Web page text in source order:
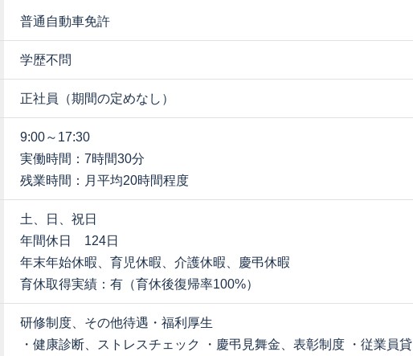
普通自動車免許
学歴不問
正社員（期間の定めなし）
9:00～17:30
実働時間：7時間30分
残業時間：月平均20時間程度
土、日、祝日
年間休日 124日
年末年始休暇、育児休暇、介護休暇、慶弔休暇
育休取得実績：有（育休後復帰率100%）
研修制度、その他待遇・福利厚生
・健康診断、ストレスチェック ・慶弔見舞金、表彰制度 ・従業員貸